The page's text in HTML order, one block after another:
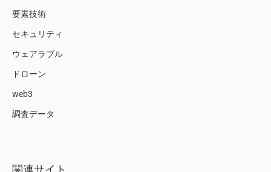
要素技術
セキュリティ
ウェアラブル
ドローン
web3
調査データ